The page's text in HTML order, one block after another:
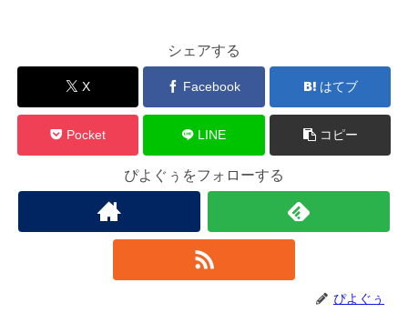
シェアする
X Facebook はてブ
Pocket LINE コピー
ぴよぐぅをフォローする
ぴよぐぅ